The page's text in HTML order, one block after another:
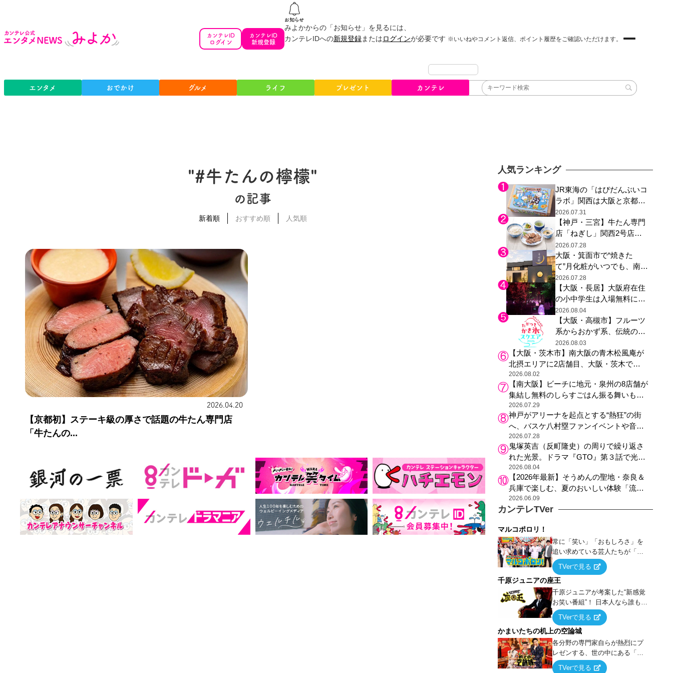
カンテレID
ログイン
カンテレID
新規登録
みよかからの「お知らせ」を見るには、
カンテレIDへの新規登録またはログインが必要です ※いいねやコメント返信、ポイント履歴をご確認いただけます。
エンタメ おでかけ グルメ ライフ プレゼント カンテレ
"#牛たんの檸檬"
の記事
新着順 おすすめ順 人気順
2026.04.20
【京都初】ステーキ級の厚さで話題の牛たん専門店
「牛たんの...
人気ランキング
JR東海の「はぴだんぶいコ
ラボ」関西は大阪と京都の
み、日焼けしたポチャッコ
らサンリオキャラが描かれ
た駅弁やグッズが登場
2026.07.31
【神戸・三宮】牛たん専門
店「ねぎし」関西2号店が
登場、ファンら「8月が待
ち遠しい」と早くから注目
2026.07.28
大阪・箕面市で“焼きた
て”月化粧がいつでも、南大
阪の青木松風庵が北摂エリ
アに初進出
2026.07.28
【大阪・長居】大阪府在住
の小中学生は入場無料に、
チームラボが「夏休みの自
由研究の課題に」と「ボタ
ニカルガーデン 大阪」へ招
待
2026.08.04
【大阪・高槻市】フルーツ
系からおかず系、伝統の天
然氷まで人気店が集結、高
槻阪急スクエアで「かき
氷」祭り
2026.08.03
【大阪・茨木市】南大阪の青木松風庵が
北摂エリアに2店舗目、大阪・茨木で
も“焼きたて”の月化粧が食べられる
2026.08.02
【南大阪】ビーチに地元・泉州の8店舗が
集結し無料のしらすごはん振る舞いも、
泉南ロングパークの「海のマルシェ」が
リニューアル！
2026.07.29
神戸がアリーナを起点とする“熱狂”の街
へ、バスケ八村塁ファンイベントや音楽
フェスで三宮・ウォーターフロントを活
性化
2026.07.28
鬼塚英吉（反町隆史）の周りで繰り返さ
れた光景。ドラマ『GTO』第３話で光っ
た演出の巧みさ
2026.08.04
【2026年最新】そうめんの聖地・奈良＆
兵庫で楽しむ、夏のおいしい体験「流し
そうめん体験」おすすめ3選
2026.06.09
カンテレTVer
マルコポロリ！
常に「笑い」「おもしろさ」を
追い求めている芸人たちが「芸
能界」という大海原に漕ぎ出で
て、新たなオモシロ人間を発掘
する！
TVerで見る
千原ジュニアの座王
千原ジュニアが考案した“新感覚
お笑い番組”！ 日本人なら誰もが
馴染みのある『イス取りゲー
ム』をベースに、大喜利・ギャ
グ・モノボケ・歌…など様々な
お題で芸人がショートネタを競
い合う！
TVerで見る
かまいたちの机上の空論城
各分野の専門家自らが熱烈にプ
レゼンする、世の中にある「試
したことはないが、やってみた
TVerで見る